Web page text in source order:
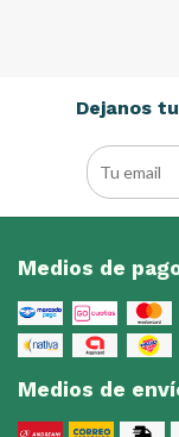
Dejanos
Medios de
Medios de